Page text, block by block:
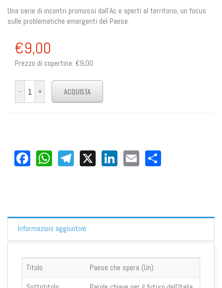
Una serie di incontri promossi dall'Ac e aperti al territorio, un focus
sulle problematiche emergenti del Paese.
€9,00
Prezzo di copertina: €9,00
Facebook
WhatsApp
Telegram
X LinkedIn
Email
Informazioni aggiuntive
Titolo
Paese che spera (Un)